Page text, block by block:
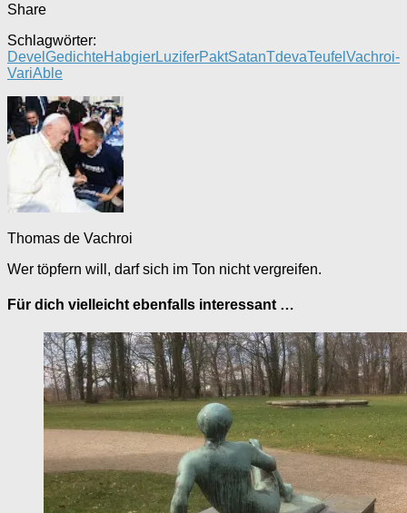
Share
Schlagwörter:
Devel GedichteHabgierLuziferPaktSatanTdevaTeufel Vachroi-
VariAble
Thomas de Vachroi
Wer töpfern will, darf sich im Ton nicht vergreifen.
Für dich vielleicht ebenfalls interessant …